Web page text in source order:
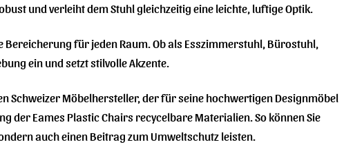
und verleiht dem Stuhl gleichzeitig eine leichte, luftige Optik.
für jeden Raum. Ob als Esszimmerstuhl, Bürostuhl,
ein und setzt stilvolle Akzente.
Schweizer Möbelhersteller, der für seine hochwertigen Designmöbel
Eames Plastic Chairs recycelbare Materialien. So können Sie
auch einen Beitrag zum Umweltschutz leisten.